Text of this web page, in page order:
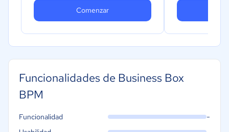
Comenzar
Funcionalidades de Business Box
BPM
Funcionalidad -